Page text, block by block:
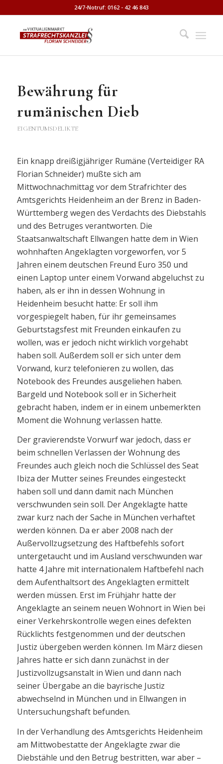
24/7-Notruf: 0162 - 42 46 843
Bewährung für
rumänischen Dieb
EIGENTUMSDELIKTE
Ein knapp dreißigjähriger Rumäne (Verteidiger RA
Florian Schneider) mußte sich am
Mittwochnachmittag vor dem Strafrichter des
Amtsgerichts Heidenheim an der Brenz in Baden-
Württemberg wegen des Verdachts des Diebstahls
und des Betruges verantworten. Die
Staatsanwaltschaft Ellwangen hatte dem in Wien
wohnhaften Angeklagten vorgeworfen, vor 5
Jahren einem deutschen Freund Euro 350 und
einen Laptop unter einem Vorwand abgeluchst zu
haben, als er ihn in dessen Wohnung in
Heidenheim besucht hatte: Er soll ihm
vorgespiegelt haben, für ihr gemeinsames
Geburtstagsfest mit Freunden einkaufen zu
wollen, was er jedoch nicht wirklich vorgehabt
haben soll. Außerdem soll er sich unter dem
Vorwand, kurz telefonieren zu wollen, das
Notebook des Freundes ausgeliehen haben.
Bargeld und Notebook soll er in Sicherheit
gebracht haben, indem er in einem unbemerkten
Moment die Wohnung verlassen hatte.
Der gravierendste Vorwurf war jedoch, dass er
beim schnellen Verlassen der Wohnung des
Freundes auch gleich noch die Schlüssel des Seat
Ibiza der Mutter seines Freundes eingesteckt
haben soll und dann damit nach München
verschwunden sein soll. Der Angeklagte hatte
zwar kurz nach der Sache in München verhaftet
werden können. Da er aber 2008 nach der
Außervollzugsetzung des Haftbefehls sofort
untergetaucht und im Ausland verschwunden war
hatte 4 Jahre mit internationalem Haftbefehl nach
dem Aufenthaltsort des Angeklagten ermittelt
werden müssen. Erst im Frühjahr hatte der
Angeklagte an seinem neuen Wohnort in Wien bei
einer Verkehrskontrolle wegen eines defekten
Rücklichts festgenommen und der deutschen
Justiz übergeben werden können. Im März diesen
Jahres hatte er sich dann zunächst in der
Justizvollzugsanstalt in Wien und dann nach
seiner Übergabe an die bayrische Justiz
abwechselnd in München und in Ellwangen in
Untersuchungshaft befunden.
In der Verhandlung des Amtsgerichts Heidenheim
am Mittwobestatte der Angeklagte zwar die
Diebstähle und den Betrug bestritten, war aber –